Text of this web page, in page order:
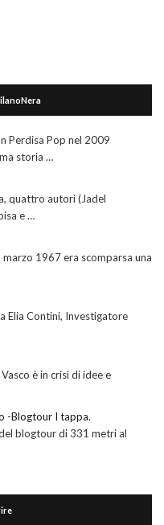
Perdisa Pop nel 2009
storia …
quattro autori (Jadel
e …
1967 era scomparsa una
Elia Contini, Investigatore
è in crisi di idee e
-Blogtour I tappa.
blogtour di 331 metri al